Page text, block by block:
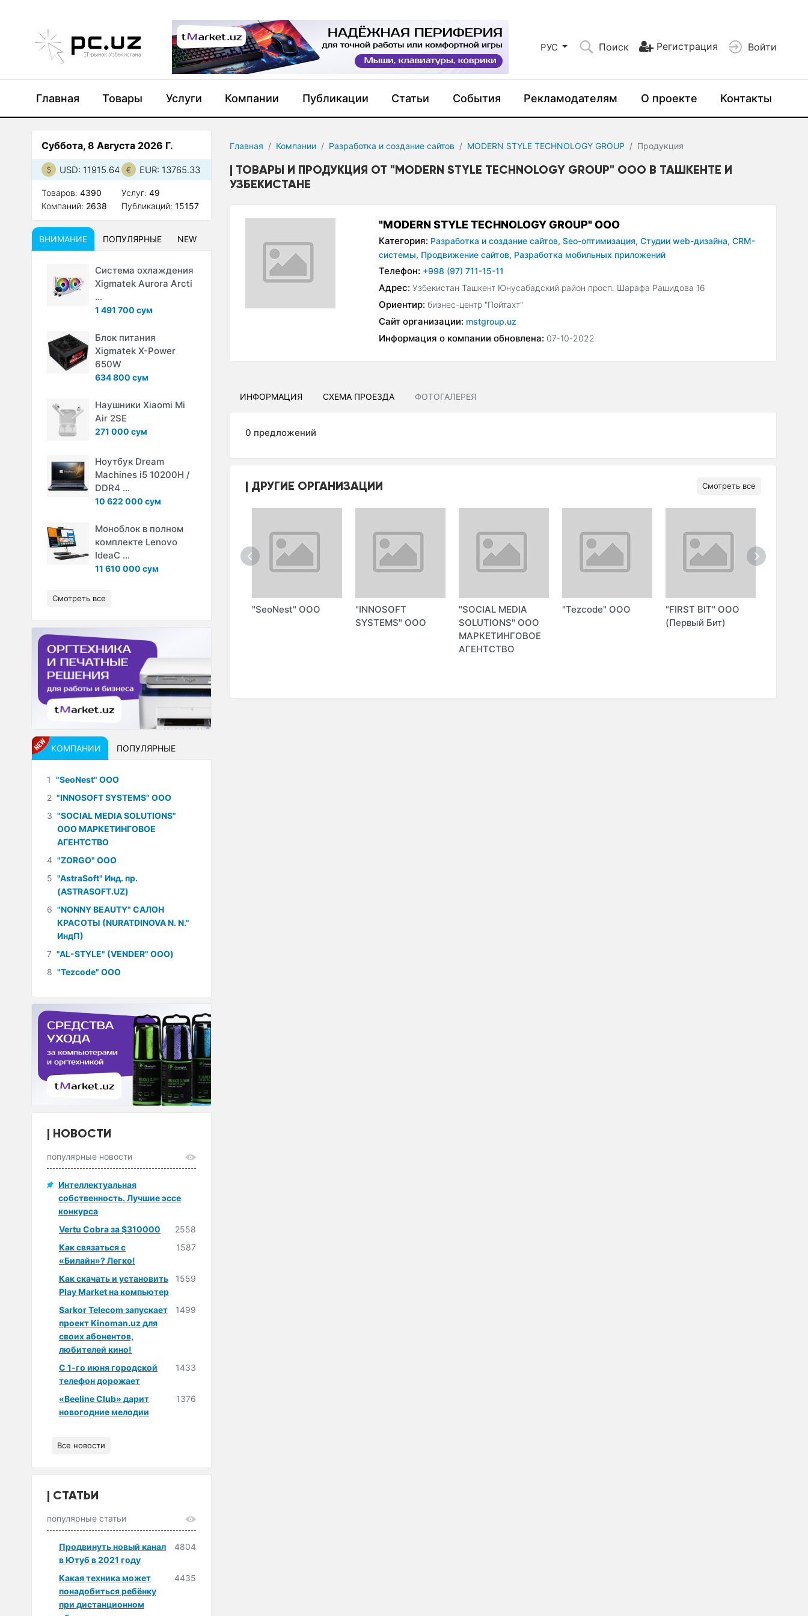
РУС Поиск Регистрация Войти
Главная Товары Услуги Компании Публикации Статьи События Рекламодателям О проекте Контакты
Главная Компании Разработка и создание сайтов MODERN STYLE TECHNOLOGY GROUP Продукция
ТОВАРЫ И ПРОДУКЦИЯ ОТ "MODERN STYLE TECHNOLOGY GROUP" ООО В ТАШКЕНТЕ И
УЗБЕКИСТАНЕ
"MODERN STYLE TECHNOLOGY GROUP" ООО
Категория: Разработка и создание сайтов, Seo-оптимизация, Студии web-дизайна, CRM-
системы, Продвижение сайтов, Разработка мобильных приложений
Телефон: +998 (97) 711-15-11
Адрес: Узбекистан Ташкент Юнусабадский район просп. Шарафа Рашидова 16
Ориентир: бизнес-центр "Пойтахт"
Сайт организации: mstgroup.uz
Информация о компании обновлена: 07-10-2022
ИНФОРМАЦИЯ СХЕМА ПРОЕЗДА ФОТОГАЛЕРЕЯ
0 предложений
ДРУГИЕ ОРГАНИЗАЦИИ Смотреть все
"SeoNest" ООО
"INNOSOFT
SYSTEMS" ООО
"SOCIAL MEDIA
SOLUTIONS" ООО
МАРКЕТИНГОВОЕ
АГЕНТСТВО
"Tezcode" ООО
"FIRST BIT" ООО
(Первый Бит)
Суббота, 8 Августа 2026 Г.
USD: 11915.64 EUR: 13765.33
Товаров: 4390
Компаний: 2638
Услуг:49
Публикаций:15157
ВНИМАНИЕ ПОПУЛЯРНЫЕ NEW
Система охлаждения
Xigmatek Aurora Arcti
...
1 491 700 сум
Блок питания
Xigmatek X-Power
650W
634 800 сум
Наушники Xiaomi Mi
Air 2SE
271 000 сум
Ноутбук Dream
Machines i5 10200H /
DDR4 ...
10 622 000 сум
Моноблок в полном
комплекте Lenovo
IdeaC ...
11 610 000 сум
Смотреть все
КОМПАНИИ ПОПУЛЯРНЫЕ
1 "SeoNest" ООО
2 "INNOSOFT SYSTEMS" ООО
3 "SOCIAL MEDIA SOLUTIONS"
ООО МАРКЕТИНГОВОЕ
АГЕНТСТВО
4 "ZORGO" ООО
5 "AstraSoft" Инд. пр.
(ASTRASOFT.UZ)
6 "NONNY BEAUTY" САЛОН
КРАСОТЫ (NURATDINOVA N. N."
ИндП)
7 "AL-STYLE" (VENDER" ООО)
8 "Tezcode" ООО
НОВОСТИ
популярные новости
Интеллектуальная
собственность. Лучшие эссе
конкурса
Vertu Cobra за $310000
2558
Как связаться с
«Билайн»? Легко!
1587
Как скачать и установить
Play Market на компьютер
1559
Sarkor Telecom запускает
проект Kinoman.uz для
своих абонентов,
любителей кино!
1499
С 1-го июня городской
телефон дорожает
1433
«Beeline Club» дарит
новогодние мелодии
1376
Все новости
СТАТЬИ
популярные статьи
Продвинуть новый канал
в Ютуб в 2021 году
4804
Какая техника может
понадобиться ребёнку
при дистанционном
4435